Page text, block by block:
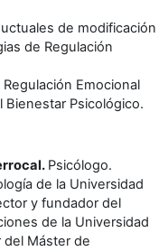
de modificación
de Regulación
Emocional
Bienestar Psicológico.
Psicólogo.
de la Universidad
y fundador del
de la Universidad
del Máster de